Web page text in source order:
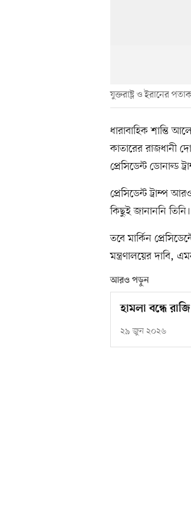
যুক্তরাষ্ট্র ও ইরানের
ধারাবাহিক শান্তি
কাতারের রাজধানী
প্রেসিডেন্ট ডোনাল্ড
প্রেসিডেন্ট ট্রাম্প
কিছুই জানাননি তিনি।
তবে মার্কিন
মন্ত্রণালয়ের দাবি,
আরও পড়ুন
হামলা বন্ধে
২৯ জুন ২০২৬